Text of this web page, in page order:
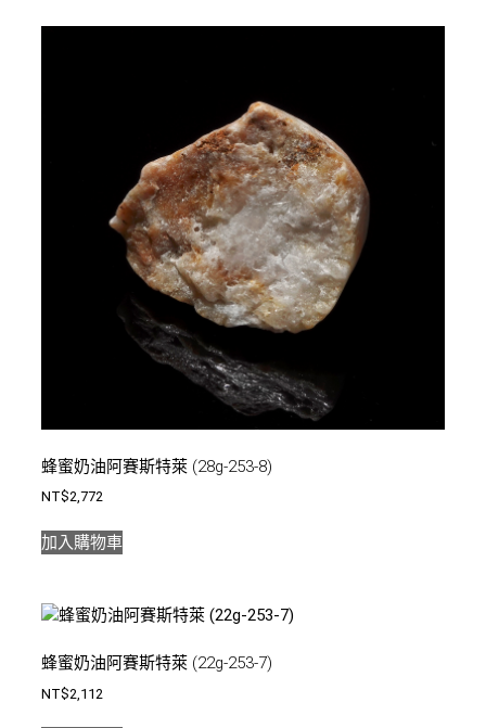
蜂蜜奶油阿賽斯特萊 (28g-253-8)
NT$2,772
加入購物車
蜂蜜奶油阿賽斯特萊 (22g-253-7)
NT$2,112